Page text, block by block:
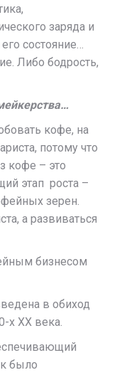
заряда и
состояние…
Либо бодрость,
кофе, на
потому что
кофе – это
этап роста –
зерен.
а развиваться
бизнесом
в обиход
х ХХ века.
было